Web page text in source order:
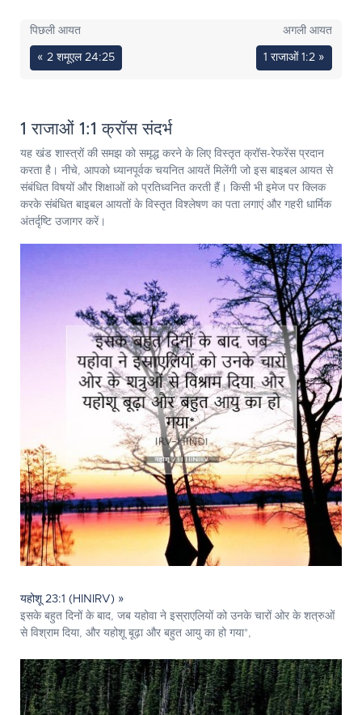
पिछली आयत
« 2 शमूएल 24:25
अगली आयत
1 राजाओं 1:2 »
1 राजाओं 1:1 क्रॉस संदर्भ
यह खंड शास्त्रों की समझ को समृद्ध करने के लिए विस्तृत क्रॉस-रेफरेंस प्रदान
करता है। नीचे, आपको ध्यानपूर्वक चयनित आयतें मिलेंगी जो इस बाइबल आयत से
संबंधित विषयों और शिक्षाओं को प्रतिध्वनित करती हैं। किसी भी इमेज पर क्लिक
करके संबंधित बाइबल आयतों के विस्तृत विश्लेषण का पता लगाएं और गहरी धार्मिक
अंतर्दृष्टि उजागर करें।
यहोशू 23:1 (HINIRV) »
इसके बहुत दिनों के बाद, जब यहोवा ने इस्राएलियों को उनके चारों ओर के शत्रुओं
से विश्राम दिया, और यहोशू बूढ़ा और बहुत आयु का हो गया*,